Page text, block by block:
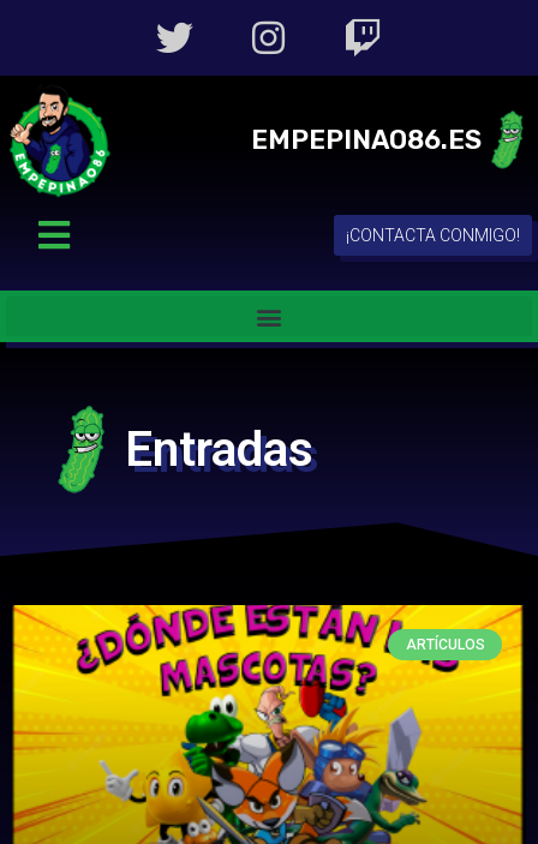
EMPEPINAO86.ES
¡CONTACTA CONMIGO!
Entradas
ARTÍCULOS